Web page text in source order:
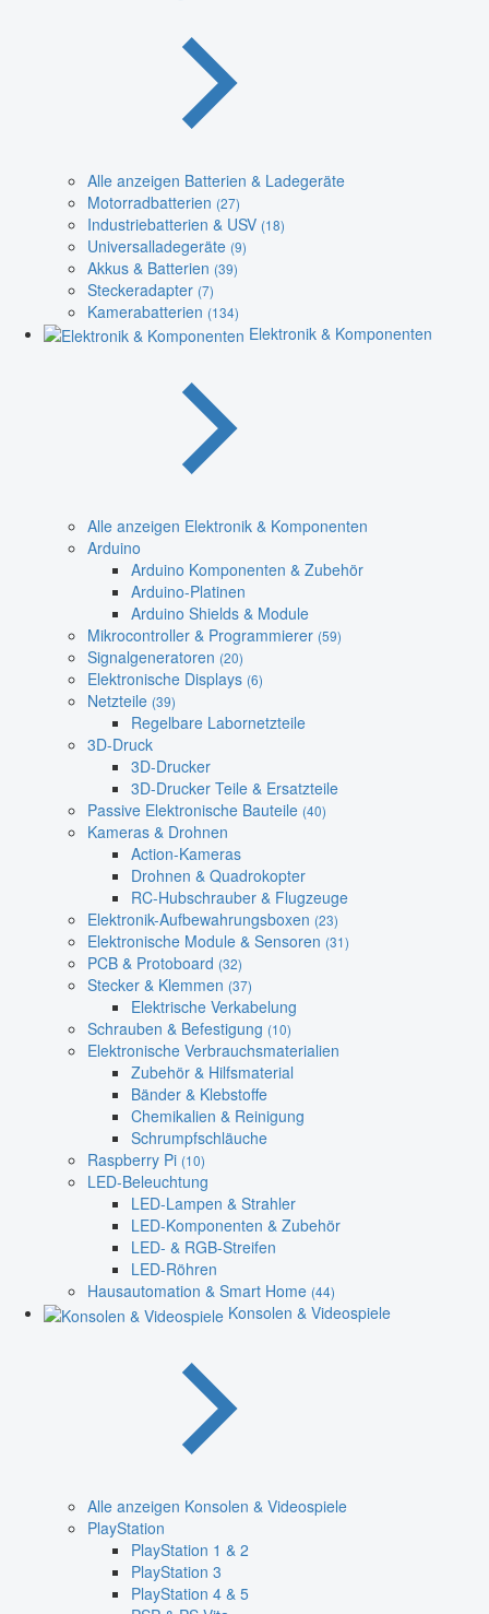
Alle anzeigen Batterien & Ladegeräte
Motorradbatterien (27)
Industriebatterien & USV (18)
Universalladegeräte (9)
Akkus & Batterien (39)
Steckeradapter (7)
Kamerabatterien (134)
Elektronik & Komponenten
Alle anzeigen Elektronik & Komponenten
Arduino
Arduino Komponenten & Zubehör
Arduino-Platinen
Arduino Shields & Module
Mikrocontroller & Programmierer (59)
Signalgeneratoren (20)
Elektronische Displays (6)
Netzteile (39)
Regelbare Labornetzteile
3D-Druck
3D-Drucker
3D-Drucker Teile & Ersatzteile
Passive Elektronische Bauteile (40)
Kameras & Drohnen
Action-Kameras
Drohnen & Quadrokopter
RC-Hubschrauber & Flugzeuge
Elektronik-Aufbewahrungsboxen (23)
Elektronische Module & Sensoren (31)
PCB & Protoboard (32)
Stecker & Klemmen (37)
Elektrische Verkabelung
Schrauben & Befestigung (10)
Elektronische Verbrauchsmaterialien
Zubehör & Hilfsmaterial
Bänder & Klebstoffe
Chemikalien & Reinigung
Schrumpfschläuche
Raspberry Pi (10)
LED-Beleuchtung
LED-Lampen & Strahler
LED-Komponenten & Zubehör
LED- & RGB-Streifen
LED-Röhren
Hausautomation & Smart Home (44)
Konsolen & Videospiele
Alle anzeigen Konsolen & Videospiele
PlayStation
PlayStation 1 & 2
PlayStation 3
PlayStation 4 & 5